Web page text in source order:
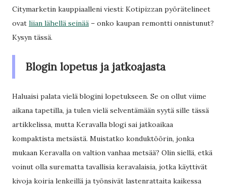
Citymarketin kauppiaalleni viesti: Kotipizzan pyörätelineet
ovat liian lähellä seinää – onko kaupan remontti onnistunut?
Kysyn tässä.
Blogin lopetus ja jatkoajasta
Haluaisi palata vielä blogini lopetukseen. Se on ollut viime
aikana tapetilla, ja tulen vielä selventämään syytä sille tässä
artikkelissa, mutta Keravalla blogi sai jatkoaikaa
kompaktista metsästä. Muistatko konduktöörin, jonka
mukaan Keravalla on valtion vanhaa metsää? Olin siellä, etkä
voinut olla surematta tavallisia keravalaisia, jotka käyttivät
kivoja koiria lenkeillä ja työnsivät lastenrattaita kaikessa